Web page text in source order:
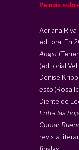
Ve más
Adriana
editora. En
Angst
(editorial
Denise
esto (Rosa
Diente de
Entre las
Contar
revista